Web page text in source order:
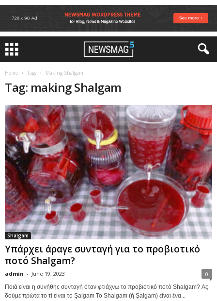
Home Tags Making Shalgam
Tag: making Shalgam
Shalgam
Υπάρχει άραγε συνταγή για το προβιοτικό
ποτό Shalgam?
admin - June 19, 2023 0
Ποιά είναι η συνήθης συνταγή όταν φτιάχνω το προβιοτικό ποτό Shalgam? Ας
δούμε πρώτα το τί είναι το Şalgam Το Shalgam (ή Şalgam) είναι ένα...